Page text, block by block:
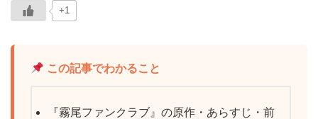
+1
この記事でわかること
『霧尾ファンクラブ』の原作・あらすじ・前